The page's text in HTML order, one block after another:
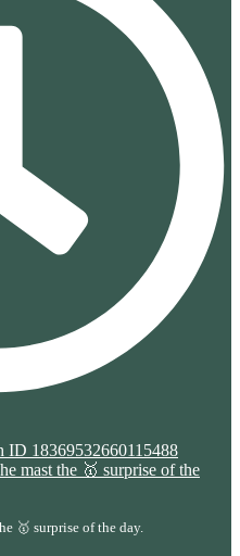
ID 18369532660115488
🥇 surprise of the day.